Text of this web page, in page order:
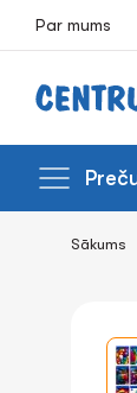
Par mums
Sākums